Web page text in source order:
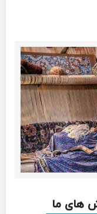
های ما